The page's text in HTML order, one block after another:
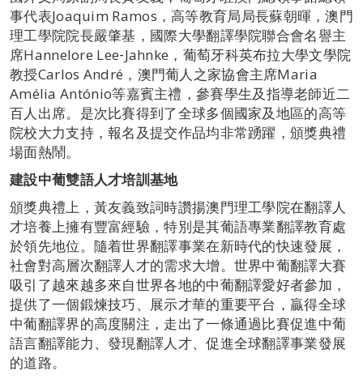
事代表Joaquim Ramos，高等教育局局長蘇朝暉，澳門
理工學院院長嚴肇基，國際大學翻譯學院聯合會名譽主
席Hannelore Lee‐Jahnke，葡萄牙科英布拉大學文學院
教授Carlos André，澳門葡人之家協會主席Maria
Amélia António等嘉賓主禮，參賽學生及指導老師近二
百人出席。是次比賽得到了全球多個國家及地區的高等
院校大力支持，報名及提交作品均非常踴躍，頒獎典禮
場面熱鬧。
建設中葡雙語人才培訓基地
頒獎典禮上，黃友義致詞時讚揚澳門理工學院在翻譯人
才培養上擁有豐富經驗，特別是其葡語專業翻譯教育處
於領先地位。隨着世界翻譯事業在新時代的快速發展，
社會對高層次翻譯人才的需求大增。世界中葡翻譯大賽
吸引了越來越多來自世界各地的中葡翻譯愛好者參加，
提供了一個鍛煉技巧、展示才華的重要平台，贏得全球
中葡翻譯界的高度關注，走出了一條通過比賽促進中葡
語言翻譯能力、發現翻譯人才、促進全球翻譯事業發展
的道路。